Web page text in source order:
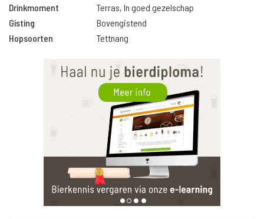
Drinkmoment
Terras, In goed gezelschap
Gisting
Bovengistend
Hopsoorten
Tettnang